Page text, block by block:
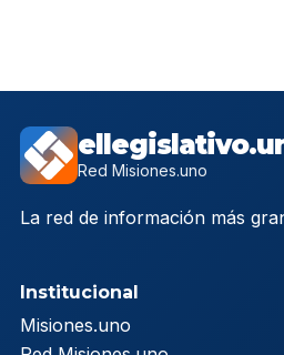
Red Misiones.uno
La red de información más
Institucional
Misiones.uno